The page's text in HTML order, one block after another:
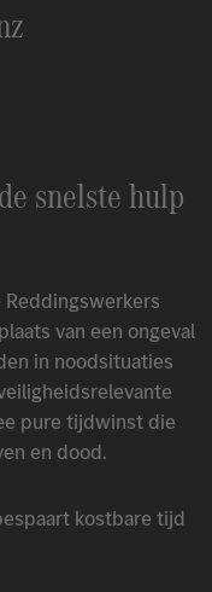
snelste hulp
van een ongeval
in noodsituaties
pure tijdwinst die
en dood.
kostbare tijd